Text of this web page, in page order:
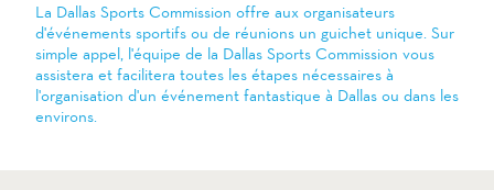
La Dallas Sports Commission offre aux organisateurs
d'événements sportifs ou de réunions un guichet unique. Sur
simple appel, l'équipe de la Dallas Sports Commission vous
assistera et facilitera toutes les étapes nécessaires à
l'organisation d'un événement fantastique à Dallas ou dans les
environs.